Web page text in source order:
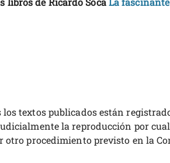
los textos publicados están
la reproducción por
procedimiento previsto en la